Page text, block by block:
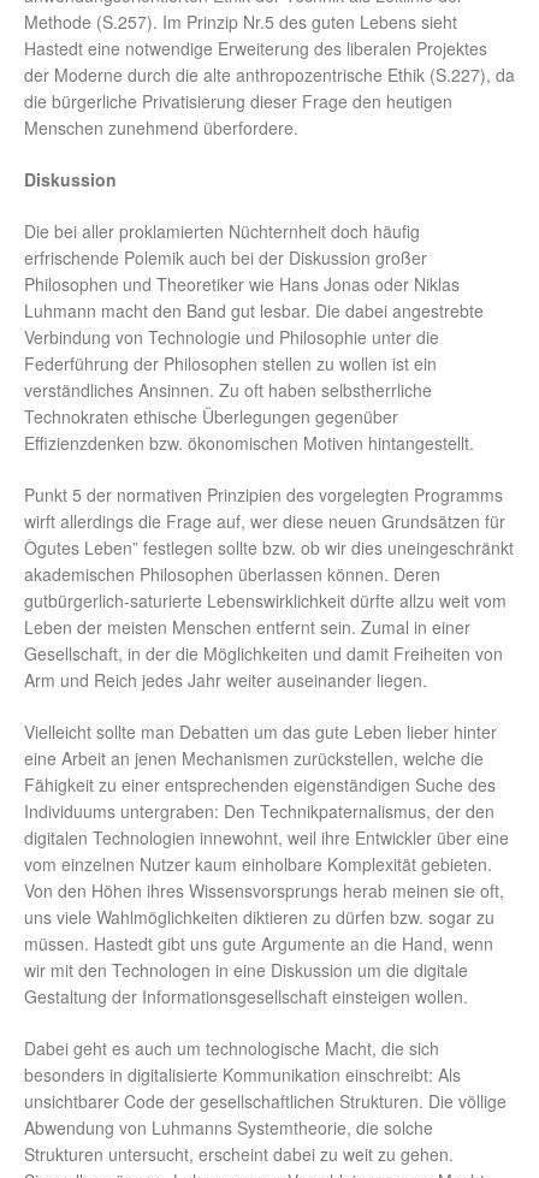
Methode (S.257). Im Prinzip Nr.5 des guten Lebens sieht
Hastedt eine notwendige Erweiterung des liberalen Projektes
der Moderne durch die alte anthropozentrische Ethik (S.227), da
die bürgerliche Privatisierung dieser Frage den heutigen
Menschen zunehmend überfordere.
Diskussion
Die bei aller proklamierten Nüchternheit doch häufig
erfrischende Polemik auch bei der Diskussion großer
Philosophen und Theoretiker wie Hans Jonas oder Niklas
Luhmann macht den Band gut lesbar. Die dabei angestrebte
Verbindung von Technologie und Philosophie unter die
Federführung der Philosophen stellen zu wollen ist ein
verständliches Ansinnen. Zu oft haben selbstherrliche
Technokraten ethische Überlegungen gegenüber
Effizienzdenken bzw. ökonomischen Motiven hintangestellt.
Punkt 5 der normativen Prinzipien des vorgelegten Programms
wirft allerdings die Frage auf, wer diese neuen Grundsätzen für
Ògutes Leben” festlegen sollte bzw. ob wir dies uneingeschränkt
akademischen Philosophen überlassen können. Deren
gutbürgerlich-saturierte Lebenswirklichkeit dürfte allzu weit vom
Leben der meisten Menschen entfernt sein. Zumal in einer
Gesellschaft, in der die Möglichkeiten und damit Freiheiten von
Arm und Reich jedes Jahr weiter auseinander liegen.
Vielleicht sollte man Debatten um das gute Leben lieber hinter
eine Arbeit an jenen Mechanismen zurückstellen, welche die
Fähigkeit zu einer entsprechenden eigenständigen Suche des
Individuums untergraben: Den Technikpaternalismus, der den
digitalen Technologien innewohnt, weil ihre Entwickler über eine
vom einzelnen Nutzer kaum einholbare Komplexität gebieten.
Von den Höhen ihres Wissensvorsprungs herab meinen sie oft,
uns viele Wahlmöglichkeiten diktieren zu dürfen bzw. sogar zu
müssen. Hastedt gibt uns gute Argumente an die Hand, wenn
wir mit den Technologen in eine Diskussion um die digitale
Gestaltung der Informationsgesellschaft einsteigen wollen.
Dabei geht es auch um technologische Macht, die sich
besonders in digitalisierte Kommunikation einschreibt: Als
unsichtbarer Code der gesellschaftlichen Strukturen. Die völlige
Abwendung von Luhmanns Systemtheorie, die solche
Strukturen untersucht, erscheint dabei zu weit zu gehen.